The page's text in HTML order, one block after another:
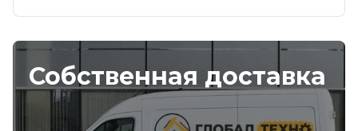
Собственная доставка